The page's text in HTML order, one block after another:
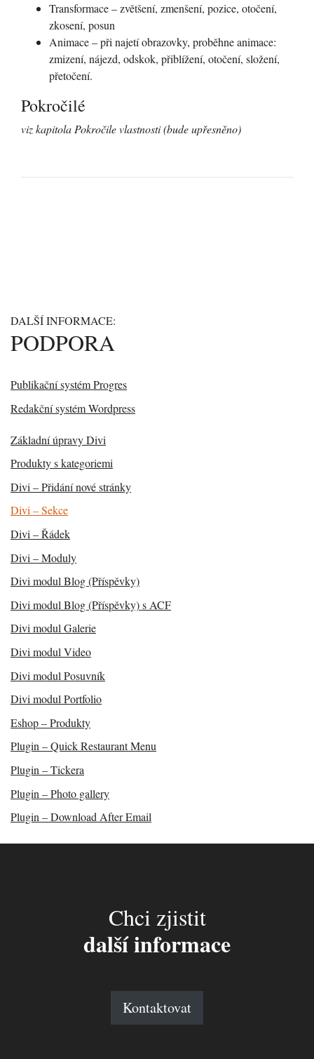
Transformace – zvětšení, zmenšení, pozice, otočení,
zkosení, posun
Animace – při najetí obrazovky, proběhne animace:
zmizení, nájezd, odskok, přiblížení, otočení, složení,
přetočení.
Pokročilé
viz kapitola Pokročile vlastnosti (bude upřesněno)
DALŠÍ INFORMACE:
PODPORA
Publikační systém Progres
Redakční systém Wordpress
Základní úpravy Divi
Produkty s kategoriemi
Divi – Přidání nové stránky
Divi – Sekce
Divi – Řádek
Divi – Moduly
Divi modul Blog (Příspěvky)
Divi modul Blog (Příspěvky) s ACF
Divi modul Galerie
Divi modul Video
Divi modul Posuvník
Divi modul Portfolio
Eshop – Produkty
Plugin – Quick Restaurant Menu
Plugin – Tickera
Plugin – Photo gallery
Plugin – Download After Email
Chci zjistit
další informace
Kontaktovat